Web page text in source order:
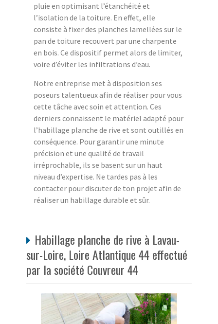
pluie en optimisant l’étanchéité et
l’isolation de la toiture. En effet, elle
consiste à fixer des planches lamellées sur le
pan de toiture recouvert par une charpente
en bois. Ce dispositif permet alors de limiter,
voire d’éviter les infiltrations d’eau.
Notre entreprise met à disposition ses
poseurs talentueux afin de réaliser pour vous
cette tâche avec soin et attention. Ces
derniers connaissent le matériel adapté pour
l’habillage planche de rive et sont outillés en
conséquence. Pour garantir une minute
précision et une qualité de travail
irréprochable, ils se basent sur un haut
niveau d’expertise. Ne tardes pas à les
contacter pour discuter de ton projet afin de
réaliser un habillage durable et sûr.
Habillage planche de rive à Lavau-
sur-Loire, Loire Atlantique 44 effectué
par la société Couvreur 44